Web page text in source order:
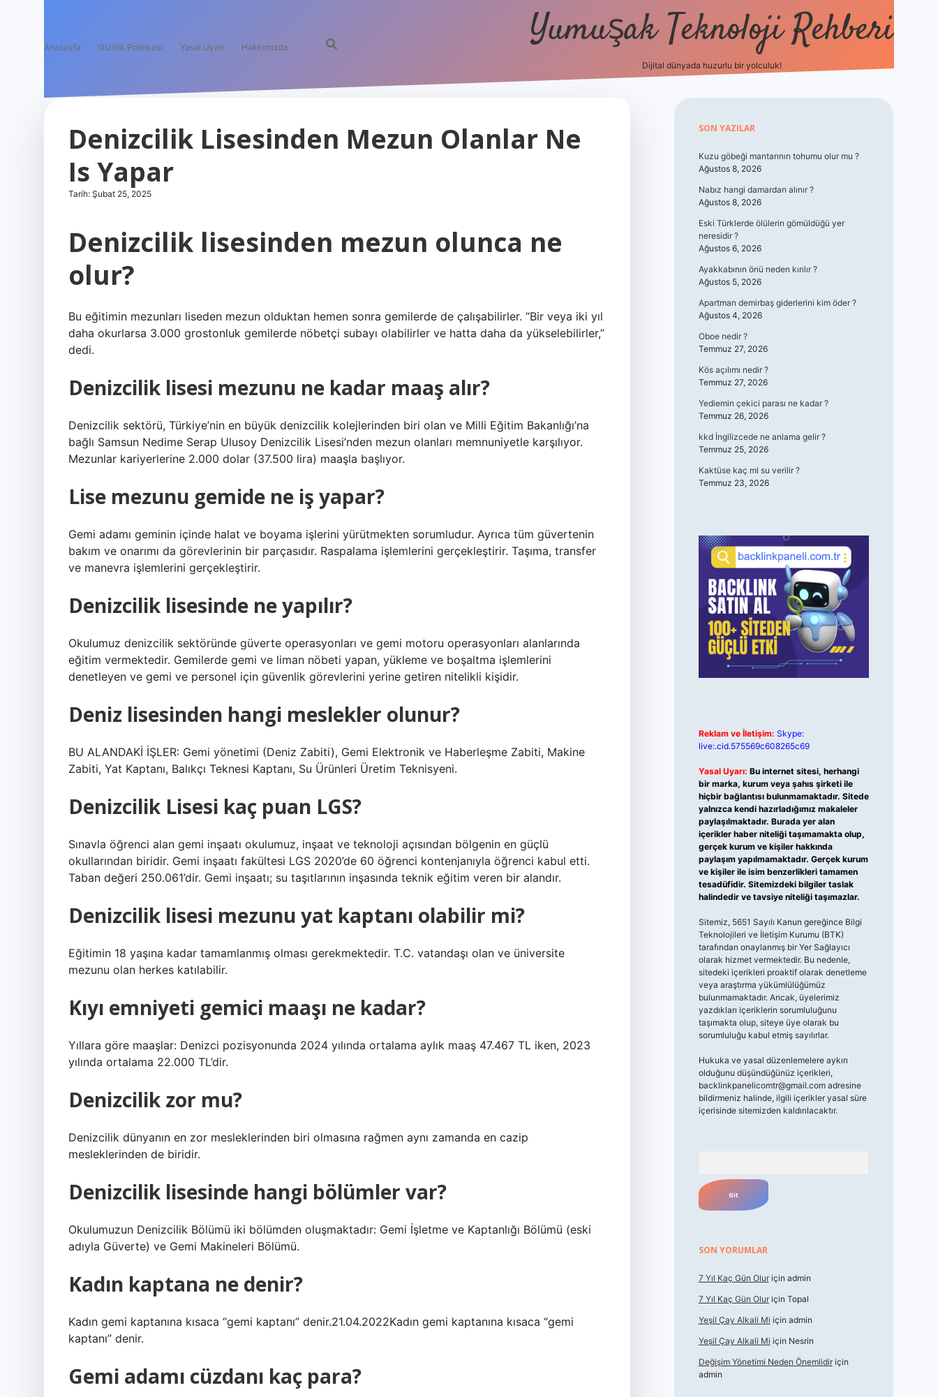
Anasayfa Gizlilik Politikası Yasal Uyarı Hakkımızda Yumuşak Teknoloji Rehberi
Dijital dünyada huzurlu bir yolculuk!
Denizcilik Lisesinden Mezun Olanlar Ne
Is Yapar
Tarih: Şubat 25, 2025
Denizcilik lisesinden mezun olunca ne
olur?
Bu eğitimin mezunları liseden mezun olduktan hemen sonra gemilerde de çalışabilirler. “Bir veya iki yıl
daha okurlarsa 3.000 grostonluk gemilerde nöbetçi subayı olabilirler ve hatta daha da yükselebilirler,”
dedi.
Denizcilik lisesi mezunu ne kadar maaş alır?
Denizcilik sektörü, Türkiye’nin en büyük denizcilik kolejlerinden biri olan ve Milli Eğitim Bakanlığı’na
bağlı Samsun Nedime Serap Ulusoy Denizcilik Lisesi’nden mezun olanları memnuniyetle karşılıyor.
Mezunlar kariyerlerine 2.000 dolar (37.500 lira) maaşla başlıyor.
Lise mezunu gemide ne iş yapar?
Gemi adamı geminin içinde halat ve boyama işlerini yürütmekten sorumludur. Ayrıca tüm güvertenin
bakım ve onarımı da görevlerinin bir parçasıdır. Raspalama işlemlerini gerçekleştirir. Taşıma, transfer
ve manevra işlemlerini gerçekleştirir.
Denizcilik lisesinde ne yapılır?
Okulumuz denizcilik sektöründe güverte operasyonları ve gemi motoru operasyonları alanlarında
eğitim vermektedir. Gemilerde gemi ve liman nöbeti yapan, yükleme ve boşaltma işlemlerini
denetleyen ve gemi ve personel için güvenlik görevlerini yerine getiren nitelikli kişidir.
Deniz lisesinden hangi meslekler olunur?
BU ALANDAKİ İŞLER: Gemi yönetimi (Deniz Zabiti), Gemi Elektronik ve Haberleşme Zabiti, Makine
Zabiti, Yat Kaptanı, Balıkçı Teknesi Kaptanı, Su Ürünleri Üretim Teknisyeni.
Denizcilik Lisesi kaç puan LGS?
Sınavla öğrenci alan gemi inşaatı okulumuz, inşaat ve teknoloji açısından bölgenin en güçlü
okullarından biridir. Gemi inşaatı fakültesi LGS 2020’de 60 öğrenci kontenjanıyla öğrenci kabul etti.
Taban değeri 250.061’dir. Gemi inşaatı; su taşıtlarının inşasında teknik eğitim veren bir alandır.
Denizcilik lisesi mezunu yat kaptanı olabilir mi?
Eğitimin 18 yaşına kadar tamamlanmış olması gerekmektedir. T.C. vatandaşı olan ve üniversite
mezunu olan herkes katılabilir.
Kıyı emniyeti gemici maaşı ne kadar?
Yıllara göre maaşlar: Denizci pozisyonunda 2024 yılında ortalama aylık maaş 47.467 TL iken, 2023
yılında ortalama 22.000 TL’dir.
Denizcilik zor mu?
Denizcilik dünyanın en zor mesleklerinden biri olmasına rağmen aynı zamanda en cazip
mesleklerinden de biridir.
Denizcilik lisesinde hangi bölümler var?
Okulumuzun Denizcilik Bölümü iki bölümden oluşmaktadır: Gemi İşletme ve Kaptanlığı Bölümü (eski
adıyla Güverte) ve Gemi Makineleri Bölümü.
Kadın kaptana ne denir?
Kadın gemi kaptanına kısaca “gemi kaptanı” denir.21.04.2022Kadın gemi kaptanına kısaca “gemi
kaptanı” denir.
Gemi adamı cüzdanı kaç para?
Sidebar
SON YAZILAR
Kuzu göbeği mantarının tohumu olur mu ?
Ağustos 8, 2026
Nabız hangi damardan alınır ?
Ağustos 8, 2026
Eski Türklerde ölülerin gömüldüğü yer
neresidir ?
Ağustos 6, 2026
Ayakkabının önü neden kırılır ?
Ağustos 5, 2026
Apartman demirbaş giderlerini kim öder ?
Ağustos 4, 2026
Oboe nedir ?
Temmuz 27, 2026
Kös açılımı nedir ?
Temmuz 27, 2026
Yediemin çekici parası ne kadar ?
Temmuz 26, 2026
kkd İngilizcede ne anlama gelir ?
Temmuz 25, 2026
Kaktüse kaç ml su verilir ?
Temmuz 23, 2026
Reklam ve İletişim: Skype:
live:.cid.575569c608265c69
Yasal Uyarı: Bu internet sitesi, herhangi
bir marka, kurum veya şahıs şirketi ile
hiçbir bağlantısı bulunmamaktadır. Sitede
yalnızca kendi hazırladığımız makaleler
paylaşılmaktadır. Burada yer alan
içerikler haber niteliği taşımamakta olup,
gerçek kurum ve kişiler hakkında
paylaşım yapılmamaktadır. Gerçek kurum
ve kişiler ile isim benzerlikleri tamamen
tesadüfidir. Sitemizdeki bilgiler taslak
halindedir ve tavsiye niteliği taşımazlar.
Sitemiz, 5651 Sayılı Kanun gereğince Bilgi
Teknolojileri ve İletişim Kurumu (BTK)
tarafından onaylanmış bir Yer Sağlayıcı
olarak hizmet vermektedir. Bu nedenle,
sitedeki içerikleri proaktif olarak denetleme
veya araştırma yükümlülüğümüz
bulunmamaktadır. Ancak, üyelerimiz
yazdıkları içeriklerin sorumluluğunu
taşımakta olup, siteye üye olarak bu
sorumluluğu kabul etmiş sayılırlar.
Hukuka ve yasal düzenlemelere aykırı
olduğunu düşündüğünüz içerikleri,
backlinkpanelicomtr@gmail.comadresine
bildirmeniz halinde, ilgili içerikler yasal süre
içerisinde sitemizden kaldırılacaktır.
SON YORUMLAR
7 Yıl Kaç Gün Oluriçin admin
7 Yıl Kaç Gün Oluriçin Topal
Yeşil Çay Alkali Mi için admin
Yeşil Çay Alkali Mi için Nesrin
Değişim Yönetimi Neden Önemlidiriçin
admin